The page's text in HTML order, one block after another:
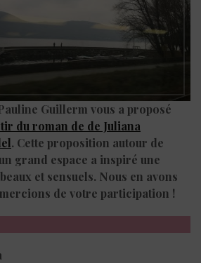
Guillerm vous a proposé
du roman de de Juliana
. Cette proposition autour de
grand espace a inspiré une
et sensuels. Nous en avons
de votre participation !